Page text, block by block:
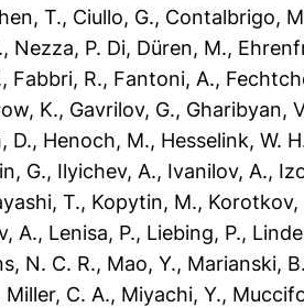
T., Ciullo, G., Contalbrigo,
, Nezza, P. Di, Düren, M.,
, Fabbri, R., Fantoni, A.,
K., Gavrilov, G., Gharibyan,
D., Henoch, M., Hesselink, W.
G., Ilyichev, A., Ivanilov, A.,
T., Kopytin, M., Korotkov,
A., Lenisa, P., Liebing, P.,
N. C. R., Mao, Y., Marianski,
Miller, C. A., Miyachi, Y.,